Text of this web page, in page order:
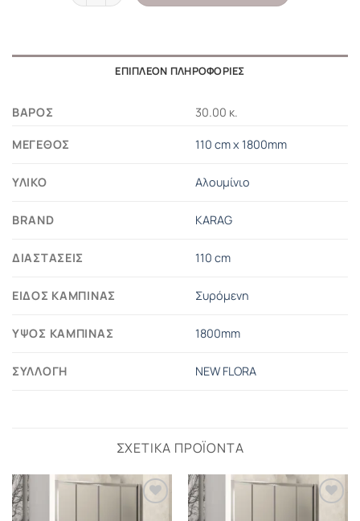
ΕΠΙΠΛΈΟΝ ΠΛΗΡΟΦΟΡΊΕΣ
ΒΆΡΟΣ 30.00 κ.
ΜΈΓΕΘΟΣ 110 cm x 1800mm
ΥΛΙΚΌ Αλουμίνιο
BRAND KARAG
ΔΙΑΣΤΆΣΕΙΣ 110 cm
ΕΊΔΟΣ ΚΑΜΠΊΝΑΣ Συρόμενη
ΎΨΟΣ ΚΑΜΠΊΝΑΣ 1800mm
ΣΥΛΛΟΓΉ NEW FLORA
ΣΧΕΤΙΚΆ ΠΡΟΪΌΝΤΑ